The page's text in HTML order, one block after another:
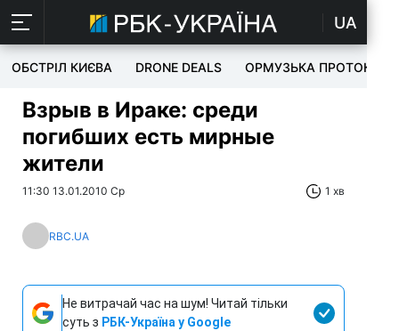
UA
ОБСТРІЛ КИЄВА DRONE DEALS ОРМУЗЬКА ПРОТОКА
Взрыв в Ираке: среди
погибших есть мирные
жители
11:30 13.01.2010 Ср 1 хв
RBC.UA
Не витрачай час на шум! Читай тільки
суть з РБК-Україна у Google